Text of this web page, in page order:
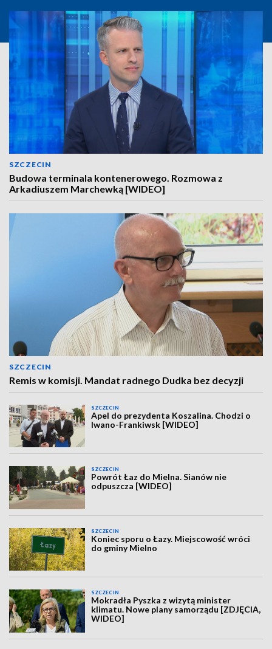
SZCZECIN
Budowa terminala kontenerowego. Rozmowa z
Arkadiuszem Marchewką [WIDEO]
SZCZECIN
Remis w komisji. Mandat radnego Dudka bez decyzji
SZCZECIN
Apel do prezydenta Koszalina. Chodzi o
Iwano-Frankiwsk [WIDEO]
SZCZECIN
Powrót Łaz do Mielna. Sianów nie
odpuszcza [WIDEO]
SZCZECIN
Koniec sporu o Łazy. Miejscowość wróci
do gminy Mielno
SZCZECIN
Mokradła Pyszka z wizytą minister
klimatu. Nowe plany samorządu [ZDJĘCIA,
WIDEO]